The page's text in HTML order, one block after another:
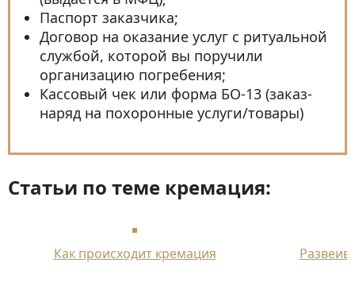
Паспорт заказчика;
Договор на оказание услуг с ритуальной
службой, которой вы поручили
организацию погребения;
Кассовый чек или форма БО-13 (заказ-
наряд на похоронные услуги/товары)
Статьи по теме кремация:
Как происходит кремация